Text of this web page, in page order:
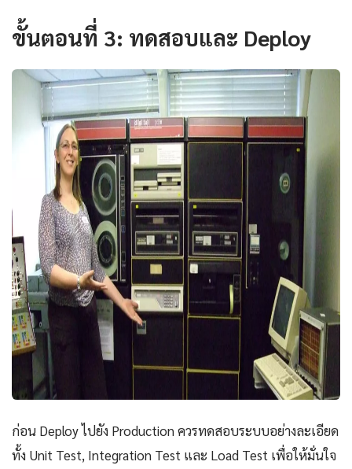
ขั้นตอนที่ 3: ทดสอบและ Deploy
ก่อน Deploy ไปยัง Production ควรทดสอบระบบอย่างละเอียด
ทั้ง Unit Test, Integration Test และ Load Test เพื่อให้มั่นใจ